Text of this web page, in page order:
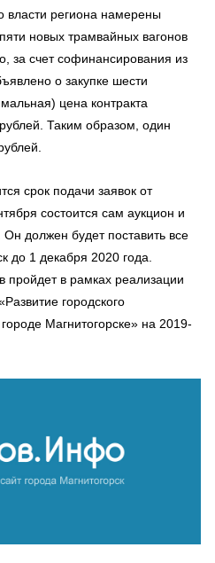
региона намерены
новых трамвайных вагонов
за счет софинансирования из
о закупке шести
цена контракта
Таким образом, один
срок подачи заявок от
состоится сам аукцион и
Он должен будет поставить все
до 1 декабря 2020 года.
пройдет в рамках реализации
городского
Магнитогорске» на 2019-